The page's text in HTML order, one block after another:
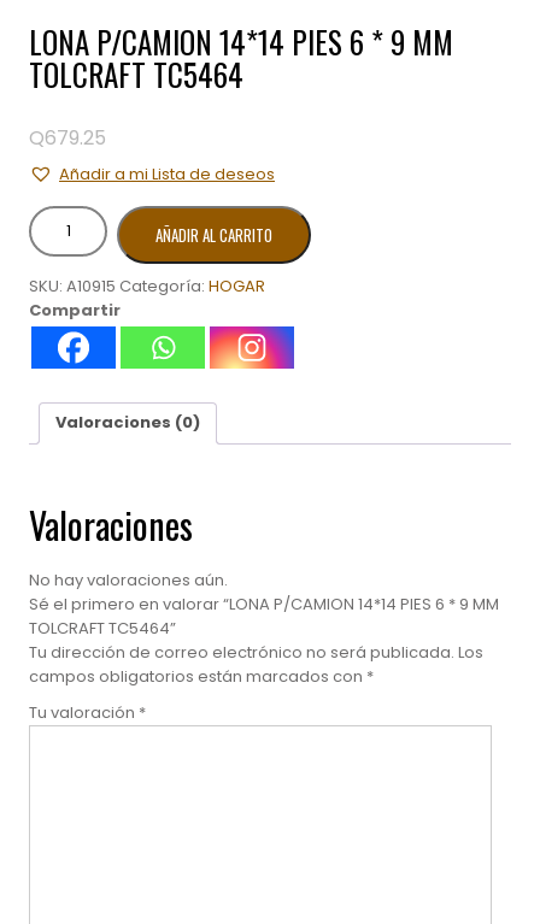
LONA P/CAMION 14*14 PIES 6 * 9 MM
TOLCRAFT TC5464
Q679.25
Añadir a mi Lista de deseos
LONA
P/CAMION
14*14
PIES
6
TOLCRAFT
TC5464
AÑADIR AL CARRITO
SKU: A10915 Categoría: HOGAR
Compartir
Valoraciones (0)
Valoraciones
No hay valoraciones aún.
Sé el primero en valorar “LONA P/CAMION 14*14 PIES 6 * 9 MM
TOLCRAFT TC5464”
Tu dirección de correo electrónico no será publicada. Los
campos obligatorios están marcados con *
Tu valoración *